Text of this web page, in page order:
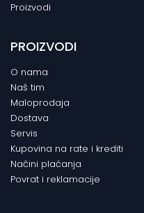
Proizvodi
PROIZVODI
O nama
Naš tim
Maloprodaja
Dostava
Servis
Kupovina na rate i krediti
Načini plaćanja
Povrat i reklamacije